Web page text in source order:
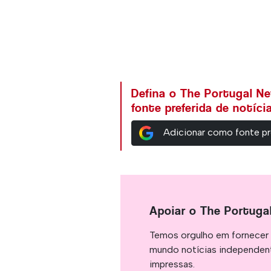
Defina o The Portugal
fonte preferida de
Adicionar como fonte
Apoiar o The
Temos orgulho em
mundo notícias
impressas.